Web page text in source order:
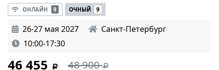
ОНЛАЙН 9 ОЧНЫЙ 9
26-27 мая 2027
Санкт-Петербург
10:00-17:30
46 455 48 900